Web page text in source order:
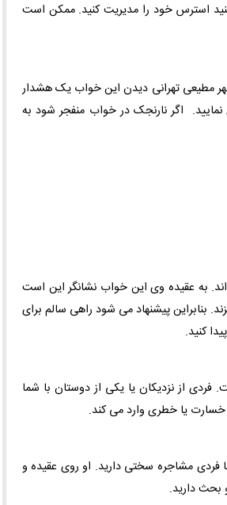
استرس خود را مدیریت کنید. ممکن است
مطیعی تهرانی دیدن این خواب یک هشدار
اگر نارنجک در خواب منفجر شود به
به عقیده وی این خواب نشانگر این است
بنابراین پیشنهاد می شود راهی سالم برای
کنید.
از نزدیکان یا یکی از دوستان با شما
یا خطری وارد می کند.
مشاجره سختی دارید. او روی عقیده و
بحث دارید.